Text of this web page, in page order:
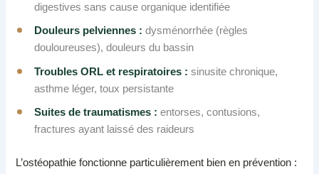
digestives sans cause organique identifiée
Douleurs pelviennes : dysménorrhée (règles
douloureuses), douleurs du bassin
Troubles ORL et respiratoires : sinusite chronique,
asthme léger, toux persistante
Suites de traumatismes : entorses, contusions,
fractures ayant laissé des raideurs
L’ostéopathie fonctionne particulièrement bien en prévention :